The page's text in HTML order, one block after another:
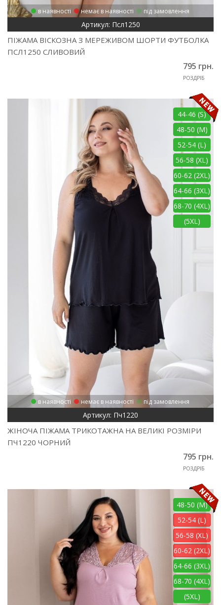
в наявності немає в наявності під замовлення
Артикул: Псл1250
ПІЖАМА ВІСКОЗНА З МЕРЕЖИВОМ ШОРТИ ФУТБОЛКА
ПСЛ1250 СЛИВОВИЙ
795 грн.
РОЗДРІБ
44-46 (S)
48-50 (M)
52-54 (L)
56-58 (XL)
60-62 (2XL)
64-66 (3XL)
68-70 (4XL)
(5XL)
в наявності немає в наявності під замовлення
Артикул: Пч1220
ЖІНОЧА ПІЖАМА ТРИКОТАЖНА НА ВЕЛИКІ РОЗМІРИ
ПЧ1220 ЧОРНИЙ
795 грн.
РОЗДРІБ
48-50 (M)
52-54 (L)
56-58 (XL)
60-62 (2XL)
64-66 (3XL)
68-70 (4XL)
(5XL)